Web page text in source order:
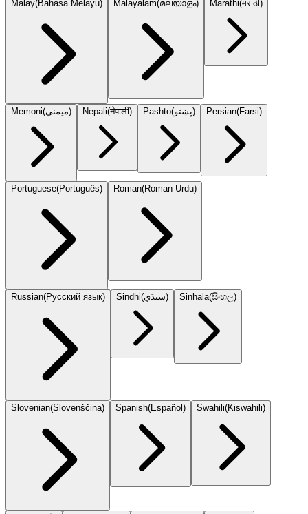
Malay(Bahasa Melayu) Malayalam(മലയാളം) Marathi(मराठी)
Memoni(میمنی) Nepali(नेपाली) Pashto(پښتو) Persian(Farsi)
Portuguese(Português) Roman(Roman Urdu)
Russian(Русский язык) Sindhi(سنڌي) Sinhala(සිංහල)
Slovenian(Slovenščina) Spanish(Español) Swahili(Kiswahili)